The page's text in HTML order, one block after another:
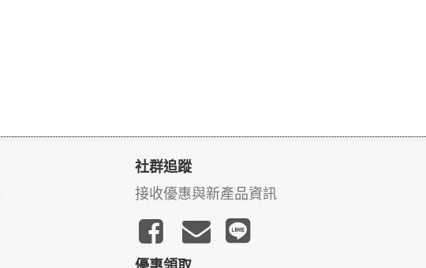
社群追蹤
接收優惠與新產品資訊